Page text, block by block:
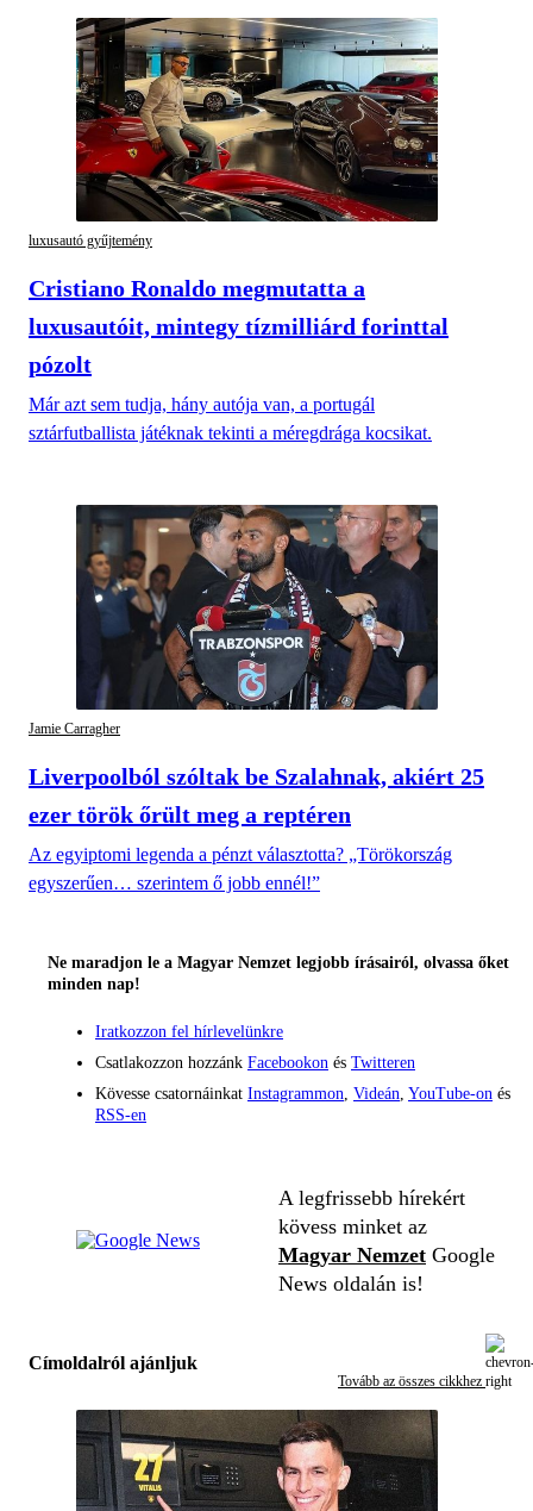
luxusautó gyűjtemény
Cristiano Ronaldo megmutatta a
luxusautóit, mintegy tízmilliárd forinttal
pózolt
Már azt sem tudja, hány autója van, a portugál
sztárfutballista játéknak tekinti a méregdrága kocsikat.
Jamie Carragher
Liverpoolból szóltak be Szalahnak, akiért 25
ezer török őrült meg a reptéren
Az egyiptomi legenda a pénzt választotta? „Törökország
egyszerűen… szerintem ő jobb ennél!”
Ne maradjon le a Magyar Nemzet legjobb írásairól, olvassa őket
minden nap!
Iratkozzon fel hírlevelünkre
Csatlakozzon hozzánk Facebookon és Twitteren
Kövesse csatornáinkat Instagrammon, Videán, YouTube-on és
RSS-en
A legfrissebb hírekért
kövess minket az
Magyar Nemzet Google
News oldalán is!
Címoldalról ajánljuk
Tovább az összes cikkhez